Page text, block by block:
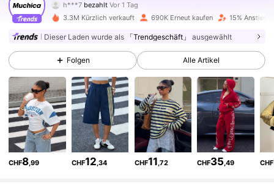
j***4istVor 30 Minuten
341K Follower
4,75 341K Follower
4,75 341K Follower
3.3M Kürzlich verkauft 690K Erneut kaufen 15% Anstieg
Dieser Laden wurde als 「Trendgeschäft」 ausgewählt
Folgen Alle Artikel
CHF8 ,99 CHF12 ,34 CHF11 ,72 CHF35 ,49 CHF